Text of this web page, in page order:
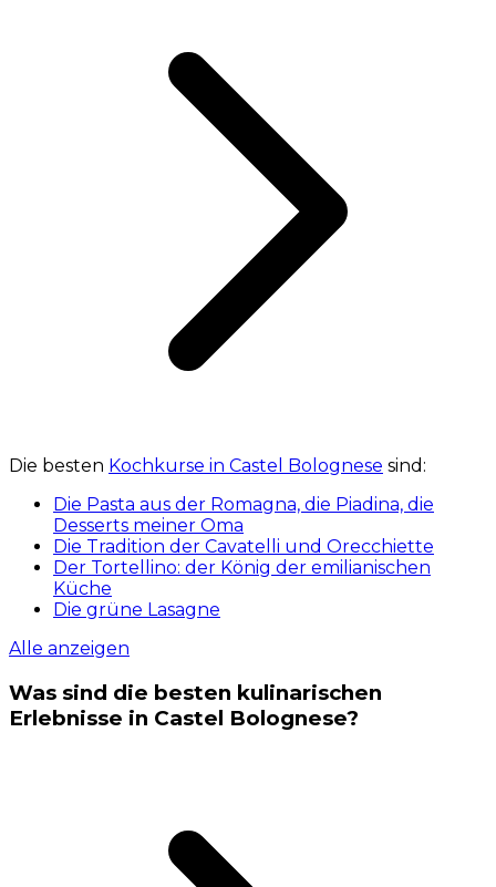
Die besten Kochkurse in Castel Bolognese sind:
Die Pasta aus der Romagna, die Piadina, die
Desserts meiner Oma
Die Tradition der Cavatelli und Orecchiette
Der Tortellino: der König der emilianischen
Küche
Die grüne Lasagne
Alle anzeigen
Was sind die besten kulinarischen
Erlebnisse in Castel Bolognese?